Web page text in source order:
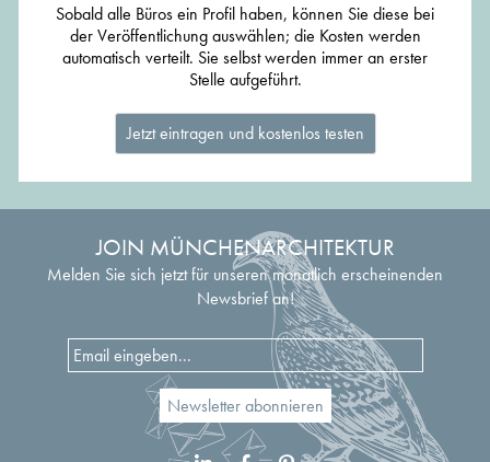
Sobald alle Büros ein Profil haben, können Sie diese bei
der Veröffentlichung auswählen; die Kosten werden
automatisch verteilt. Sie selbst werden immer an erster
Stelle aufgeführt.
Jetzt eintragen und kostenlos testen
JOIN MÜNCHENARCHITEKTUR
Melden Sie sich jetzt für unseren monatlich erscheinenden
Newsbrief an!